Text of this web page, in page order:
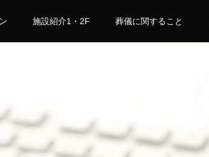
施設紹介1・2F 葬儀に関すること